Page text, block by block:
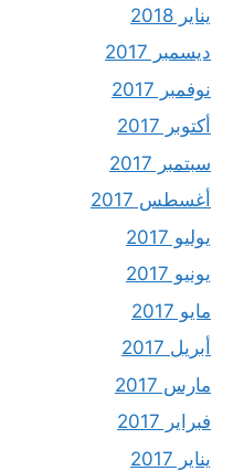
يناير 2018
ديسمبر 2017
نوفمبر 2017
أكتوبر 2017
سبتمبر 2017
أغسطس 2017
يوليو 2017
يونيو 2017
مايو 2017
أبريل 2017
مارس 2017
فبراير 2017
يناير 2017